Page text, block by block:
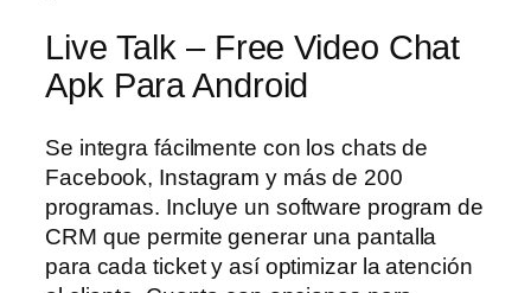
Live Talk – Free Video Chat
Apk Para Android
Se integra fácilmente con los chats de
Facebook, Instagram y más de 200
programas. Incluye un software program de
CRM que permite generar una pantalla
para cada ticket y así optimizar la atención